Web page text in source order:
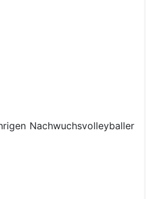
Nachwuchsvolleyballer